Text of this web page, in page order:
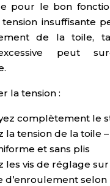
pour le bon
tension insuffisante
de la toile,
peut
la tension :
complètement le
la tension de la toile
et sans plis
les vis de réglage
d’enroulement selon